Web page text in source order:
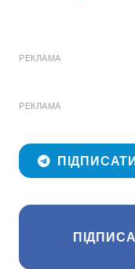
РЕКЛАМА
РЕКЛАМА